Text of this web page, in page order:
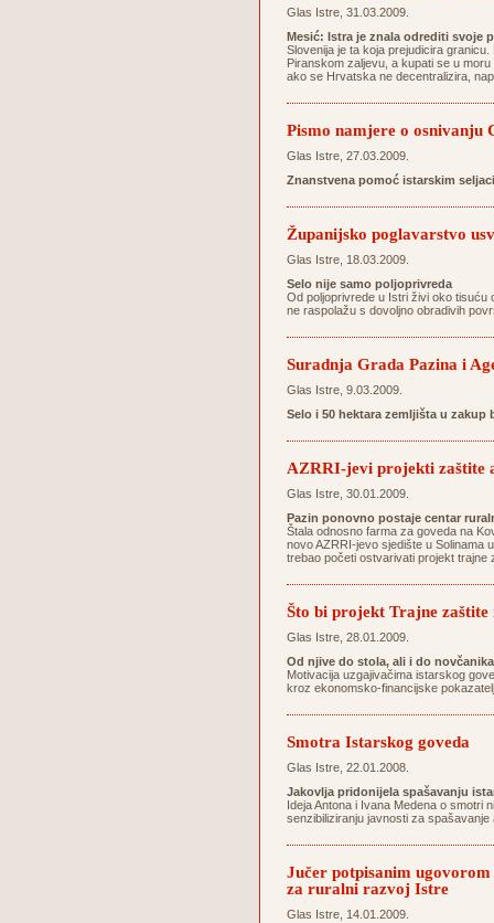
Glas Istre, 31.03.2009.
Mesić: Istra je znala odrediti svoje
Slovenija je ta koja prejudicira
Piranskom zaljevu, a kupati se u
ako se Hrvatska ne decentralizira,
Pismo namjere o
Glas Istre, 27.03.2009.
Znanstvena pomoć istarskim
Županijsko poglavarstvo
Glas Istre, 18.03.2009.
Selo nije samo poljoprivreda
Od poljoprivrede u Istri živi oko tisuću
ne raspolažu s dovoljno obradivih
Suradnja Grada Pazina i
Glas Istre, 9.03.2009.
Selo i 50 hektara zemljišta u zakup
AZRRI-jevi projekti zaštite
Glas Istre, 30.01.2009.
Pazin ponovno postaje centar
Štala odnosno farma za goveda na
novo AZRRI-jevo sjedište u Solinama
trebao početi ostvarivati projekt trajne
Što bi projekt Trajne
Glas Istre, 28.01.2009.
Od njive do stola, ali i do novčanika
Motivacija uzgajivačima istarskog
kroz ekonomsko-financijske
Smotra Istarskog goveda
Glas Istre, 22.01.2008.
Jakovlja pridonijela spašavanju
Ideja Antona i Ivana Medena o smotri
senzibiliziranju javnosti za
Jučer potpisanim
za ruralni razvoj Istre
Glas Istre, 14.01.2009.